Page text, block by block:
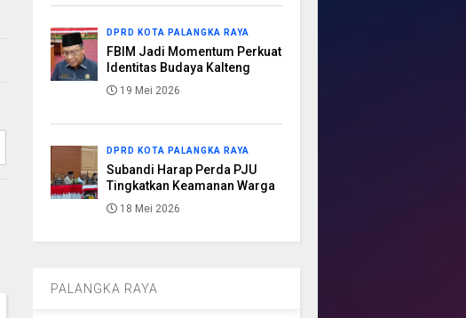
DPRD KOTA PALANGKA RAYA
FBIM Jadi Momentum Perkuat
Identitas Budaya Kalteng
19 Mei 2026
DPRD KOTA PALANGKA RAYA
Subandi Harap Perda PJU
Tingkatkan Keamanan Warga
18 Mei 2026
PALANGKA RAYA